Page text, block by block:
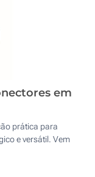
em
prática para
e versátil. Vem